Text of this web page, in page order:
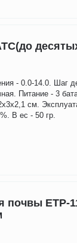
- 0.0-14.0. Шаг
Питание - 3
см.
В ес - 50 гр.
почвы ETP-